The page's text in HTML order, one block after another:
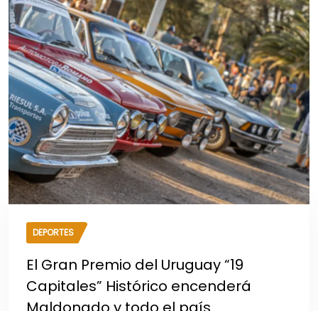
DEPORTES
El Gran Premio del Uruguay “19
Capitales” Histórico encenderá